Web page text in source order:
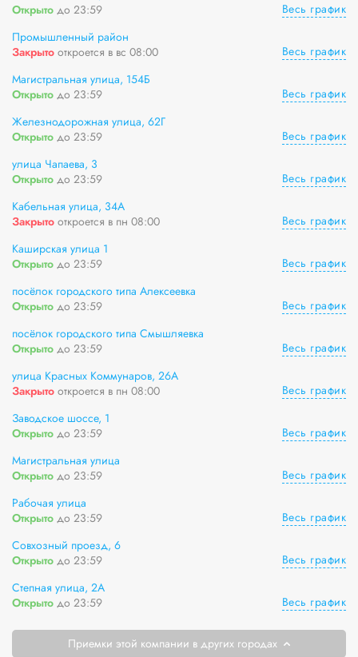
Открыто до 23:59
Весь график
Промышленный район
Закрыто откроется в вс 08:00
Весь график
Магистральная улица, 154Б
Открыто до 23:59
Весь график
Железнодорожная улица, 62Г
Открыто до 23:59
Весь график
улица Чапаева, 3
Открыто до 23:59
Весь график
Кабельная улица, 34А
Закрыто откроется в пн 08:00
Весь график
Каширская улица 1
Открыто до 23:59
Весь график
посёлок городского типа Алексеевка
Открыто до 23:59
Весь график
посёлок городского типа Смышляевка
Открыто до 23:59
Весь график
улица Красных Коммунаров, 26А
Закрыто откроется в пн 08:00
Весь график
Заводское шоссе, 1
Открыто до 23:59
Весь график
Магистральная улица
Открыто до 23:59
Весь график
Рабочая улица
Открыто до 23:59
Весь график
Совхозный проезд, 6
Открыто до 23:59
Весь график
Степная улица, 2А
Открыто до 23:59 Весь график
Приемки этой компании в других городах